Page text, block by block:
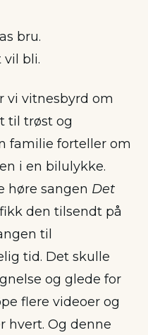
bru.
vil bli.
vi vitnesbyrd om
til trøst og
familie forteller om
i en bilulykke.
høre sangen Det
den tilsendt på
til
tid. Det skulle
og glede for
flere videoer og
hvert. Og denne